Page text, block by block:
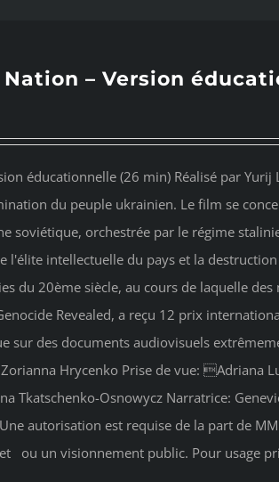
Nation – Version
éducationnelle (26 min) Réalisé par Yurij
du peuple ukrainien. Le film se
soviétique, orchestrée par le régime
l'élite intellectuelle du pays et la
du 20ème siècle, au cours de laquelle
Revealed, a reçu 12 prix
sur des documents audiovisuels
Hrycenko Prise de vue: Adriana
Tkatschenko-Osnowycz Narratrice:
autorisation est requise de la part de
ou un visionnement public. Pour usage